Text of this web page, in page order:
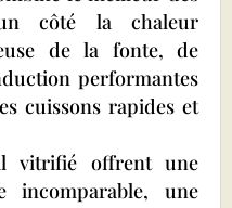
côté la chaleur
de la fonte, de
performantes
cuissons rapides et
vitrifié offrent une
incomparable, une